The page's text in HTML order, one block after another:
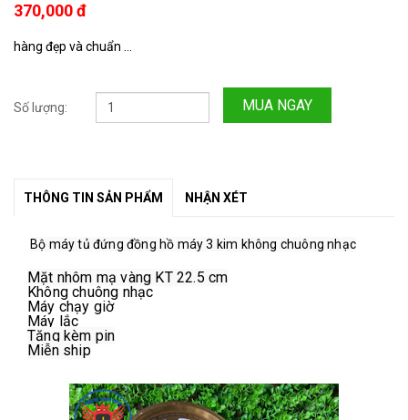
370,000 đ
hàng đẹp và chuẩn ...
Số lượng: MUA NGAY
THÔNG TIN SẢN PHẨM NHẬN XÉT
Bộ máy tủ đứng đồng hồ máy 3 kim không chuông nhạc
Mặt nhôm mạ vàng KT 22.5 cm
Không chuông nhạc
Máy chạy giờ
Máy lắc
Tặng kèm pin
Miễn ship